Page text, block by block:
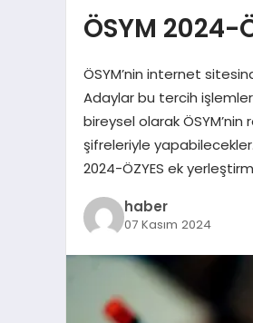
ÖSYM 2024-
ÖSYM’nin internet
Adaylar bu tercih
bireysel olarak
şifreleriyle
2024-ÖZYES ek
haber
07 Kasım 2024